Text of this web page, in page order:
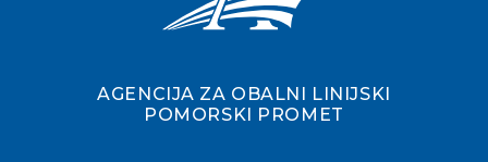
AGENCIJA ZA OBALNI LINIJSKI
POMORSKI PROMET